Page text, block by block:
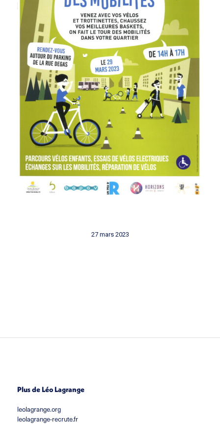
27 mars 2023
Plus de Léo Lagrange
leolagrange.org
leolagrange-recrute.fr